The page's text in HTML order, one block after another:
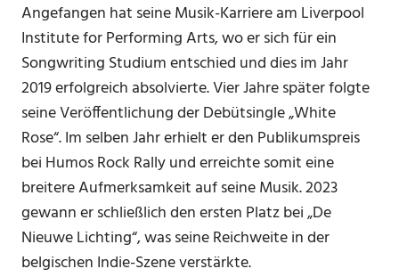
Angefangen hat seine Musik-Karriere am Liverpool
Institute for Performing Arts, wo er sich für ein
Songwriting Studium entschied und dies im Jahr
2019 erfolgreich absolvierte. Vier Jahre später folgte
seine Veröffentlichung der Debütsingle „White
Rose“. Im selben Jahr erhielt er den Publikumspreis
bei Humos Rock Rally und erreichte somit eine
breitere Aufmerksamkeit auf seine Musik. 2023
gewann er schließlich den ersten Platz bei „De
Nieuwe Lichting“, was seine Reichweite in der
belgischen Indie-Szene verstärkte.